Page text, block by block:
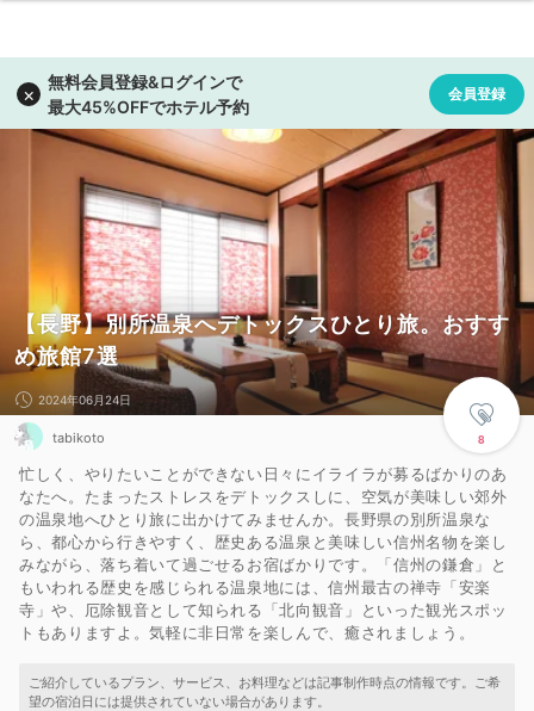
【長野】別所温泉へデトックスひとり旅。おすす
め旅館7選
8
2024年06月24日
tabikoto
忙しく、やりたいことができない日々にイライラが募るばかりのあ
なたへ。たまったストレスをデトックスしに、空気が美味しい郊外
の温泉地へひとり旅に出かけてみませんか。長野県の別所温泉な
ら、都心から行きやすく、歴史ある温泉と美味しい信州名物を楽し
みながら、落ち着いて過ごせるお宿ばかりです。「信州の鎌倉」と
もいわれる歴史を感じられる温泉地には、信州最古の禅寺「安楽
寺」や、厄除観音として知られる「北向観音」といった観光スポッ
トもありますよ。気軽に非日常を楽しんで、癒されましょう。